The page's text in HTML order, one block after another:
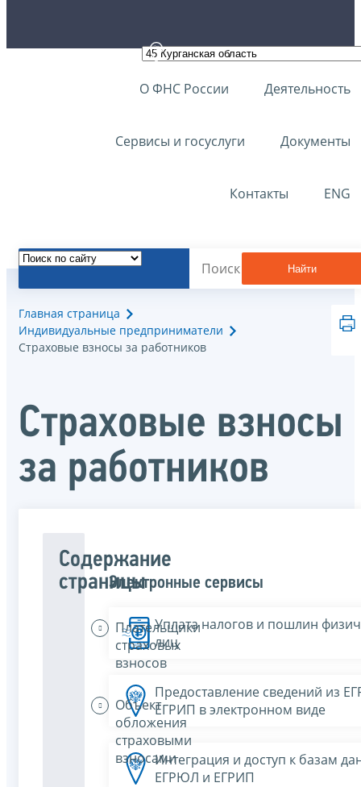
О ФНС России Деятельность
Сервисы и госуслуги Документы
Контакты ENG
Найти
Главная страница
Индивидуальные предприниматели
Страховые взносы за работников
Страховые взносы
за работников
Содержание
страницы
Плательщики
страховых
взносов
Объект
обложения
страховыми
взносами
Электронные сервисы
Уплата налогов и пошлин
лиц
Предоставление сведений из
ЕГРИП в электронном виде
Интеграция и доступ к базам
ЕГРЮЛ и ЕГРИП